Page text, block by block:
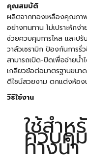
คุณสมบัติ
ผลิตจากทองเหลืองคุณภา
อย่างทนทาน ไม่เปราะหักง่า
ช่วยควบคุมการไหล และปรั
วาล์วเซรามิก ป้องกันการ
สามารถเปิด-ปิดเพื่อจ่ายน้
เกลียวข้อต่อมาตรฐานขนา
ดีไซน์สวยงาม ตกแต่งห้อง
วิธีใช้งาน
ใช้สำห
ควบคุ
ทางน้ำ